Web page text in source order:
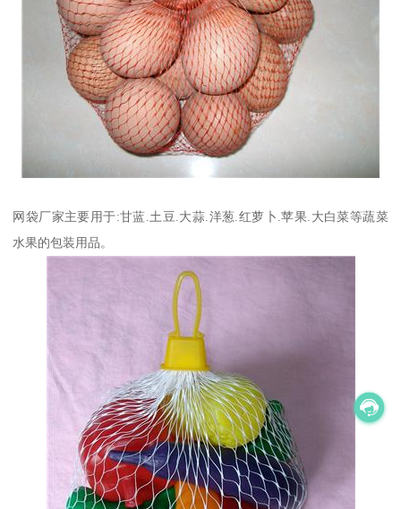
网袋厂家主要用于:甘蓝.土豆.大蒜.洋葱.红萝卜.苹果.大白菜等蔬菜
水果的包装用品。